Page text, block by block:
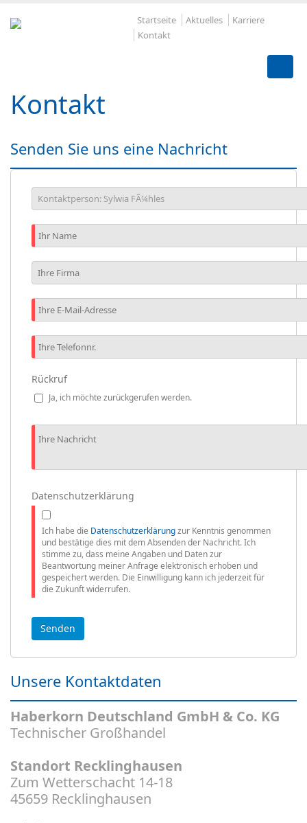
Startseite Aktuelles
Karriere
Kontakt
Kontakt
Senden Sie uns eine Nachricht
Rückruf
Ja, ich möchte zurückgerufen werden.
Datenschutzerklärung
Ich habe die Datenschutzerklärungzur Kenntnis genommen
und bestätige dies mit dem Absenden der Nachricht. Ich
stimme zu, dass meine Angaben und Daten zur
Beantwortung meiner Anfrage elektronisch erhoben und
gespeichert werden. Die Einwilligung kann ich jederzeit für
die Zukunft widerrufen.
Unsere Kontaktdaten
Haberkorn Deutschland GmbH & Co. KG
Technischer Großhandel
Standort Recklinghausen
Zum Wetterschacht 14-18
45659 Recklinghausen